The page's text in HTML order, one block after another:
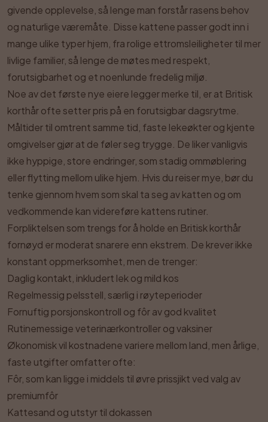
givende opplevelse, så lenge man forstår rasens behov
og naturlige væremåte. Disse kattene passer godt inn i
mange ulike typer hjem, fra rolige ettromsleiligheter til mer
livlige familier, så lenge de møtes med respekt,
forutsigbarhet og et noenlunde fredelig miljø.
Noe av det første nye eiere legger merke til, er at Britisk
korthår ofte setter pris på en forutsigbar dagsrytme.
Måltider til omtrent samme tid, faste lekeøkter og kjente
omgivelser gjør at de føler seg trygge. De liker vanligvis
ikke hyppige, store endringer, som stadig ommøblering
eller flytting mellom ulike hjem. Hvis du reiser mye, bør du
tenke gjennom hvem som skal ta seg av katten og om
vedkommende kan videreføre kattens rutiner.
Forpliktelsen som trengs for å holde en Britisk korthår
fornøyd er moderat snarere enn ekstrem. De krever ikke
konstant oppmerksomhet, men de trenger:
Daglig kontakt, inkludert lek og mild kos
Regelmessig pelsstell, særlig i røyteperioder
Fornuftig porsjonskontroll og fôr av god kvalitet
Rutinemessige veterinærkontroller og vaksiner
Økonomisk vil kostnadene variere mellom land, men årlige,
faste utgifter omfatter ofte:
Fôr, som kan ligge i middels til øvre prissjikt ved valg av
premiumfôr
Kattesand og utstyr til dokassen